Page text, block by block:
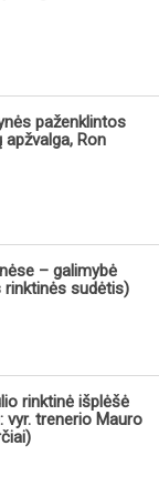
paženklintos
apžvalga, Ron
– galimybė
rinktinės sudėtis)
rinktinė išplėšė
vyr. trenerio Mauro